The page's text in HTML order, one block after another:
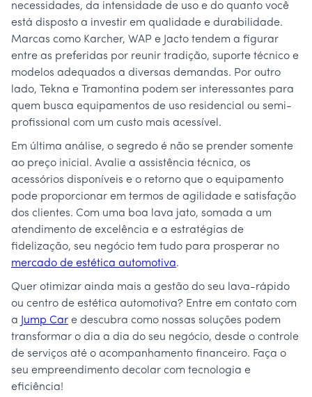
necessidades, da intensidade de uso e do quanto você
está disposto a investir em qualidade e durabilidade.
Marcas como Karcher, WAP e Jacto tendem a figurar
entre as preferidas por reunir tradição, suporte técnico e
modelos adequados a diversas demandas. Por outro
lado, Tekna e Tramontina podem ser interessantes para
quem busca equipamentos de uso residencial ou semi-
profissional com um custo mais acessível.
Em última análise, o segredo é não se prender somente
ao preço inicial. Avalie a assistência técnica, os
acessórios disponíveis e o retorno que o equipamento
pode proporcionar em termos de agilidade e satisfação
dos clientes. Com uma boa lava jato, somada a um
atendimento de excelência e a estratégias de
fidelização, seu negócio tem tudo para prosperar no
mercado de estética automotiva.
Quer otimizar ainda mais a gestão do seu lava-rápido
ou centro de estética automotiva? Entre em contato com
a
Jump Car e descubra como nossas soluções podem
transformar o dia a dia do seu negócio, desde o controle
de serviços até o acompanhamento financeiro. Faça o
seu empreendimento decolar com tecnologia e
eficiência!